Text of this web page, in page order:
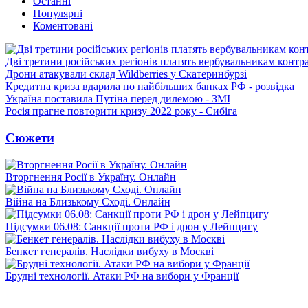
Популярні
Коментовані
Дві третини російських регіонів платять вербувальникам
Дрони атакували склад Wildberries у Єкатеринбурзі
Кредитна криза вдарила по найбільших банках РФ - розвідка
Україна поставила Путіна перед дилемою - ЗМІ
Росія прагне повторити кризу 2022 року - Сибіга
Сюжети
Вторгнення Росії в Україну. Онлайн
Війна на Близькому Сході. Онлайн
Підсумки 06.08: Санкції проти РФ і дрон у Лейпцигу
Бенкет генералів. Наслідки вибуху в Москві
Брудні технології. Атаки РФ на вибори у Франції